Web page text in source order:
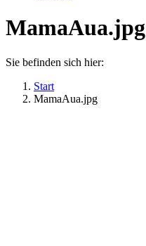
MamaAua.jpg
Sie befinden sich hier:
Start
MamaAua.jpg